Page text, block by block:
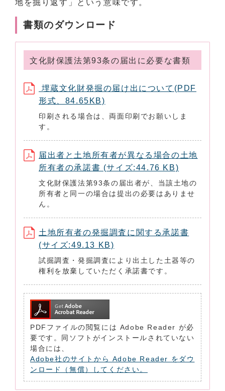
地を掘り返す」という意味です。
書類のダウンロード
文化財保護法第93条の届出に必要な書類
埋蔵文化財発掘の届け出について(PDF
形式、84.65KB)
印刷される場合は、両面印刷でお願いしま
す。
届出者と土地所有者が異なる場合の土地
所有者の承諾書 (サイズ:44.76 KB)
文化財保護法第93条の届出者が、当該土地の
所有者と同一の場合は提出の必要はありませ
ん。
土地所有者の発掘調査に関する承諾書
(サイズ:49.13 KB)
試掘調査・発掘調査により出土した土器等の
権利を放棄していただく承諾書です。
PDFファイルの閲覧には Adobe Reader が必
要です。同ソフトがインストールされていない
場合には、
Adobe社のサイトから Adobe Reader をダウ
ンロード（無償）してください。